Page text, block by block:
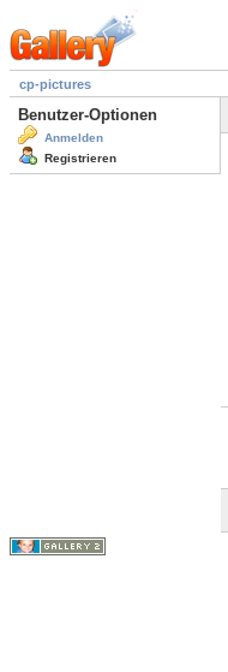
cp-pictures
Benutzer-Optionen
Anmelden
Registrieren